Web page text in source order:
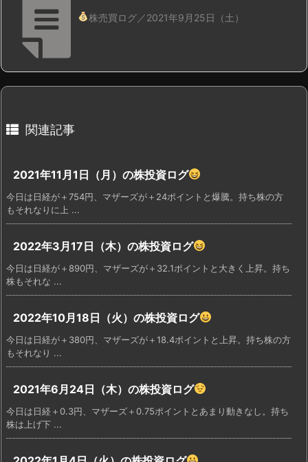
株売買ログ／2021年9月25日（土）
関連記事
2021年11月1日（月）の株投資ログ
今日は日経が＋754円、マザーズが＋24ポイントと爆騰。持ち株の方
もそれなりに上 ...
2022年3月17日（木）の株投資ログ
今日は日経が＋890円、マザーズが＋32.1ポイントと大きく上昇。持ち
株もそれな ...
2022年10月18日（火）の株投資ログ
今日は日経が＋380円、マザーズが＋18.4ポイントと上昇。持ち株の方
もそれなり ...
2021年6月24日（木）の株投資ログ
今日は日経＋0.3円、マザーズ＋0.75ポイントとあまり動きなし。持ち
株は上げ下 ...